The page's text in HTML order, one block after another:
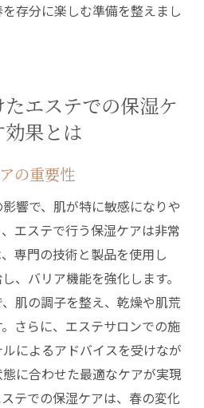
存分に楽しむ準備を整えまし
エステでの保湿ケ
果とは
の重要性
響で、肌が特に敏感になりや
エステで行う保湿ケアは非常
専門の技術と製品を使用し
、バリア機能を強化します。
肌の調子を整え、乾燥や肌荒
さらに、エステサロンでの施
によるアドバイスを受けなが
に合わせた最適なケアが実現
テでの保湿ケアは、春の変化